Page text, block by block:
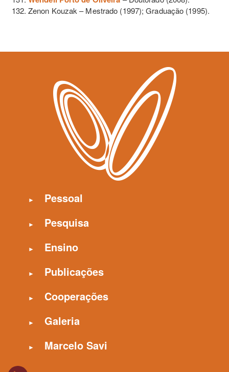
Zenon Kouzak – Mestrado (1997); Graduação (1995).
Pessoal
Pesquisa
Ensino
Publicações
Cooperações
Galeria
Marcelo Savi